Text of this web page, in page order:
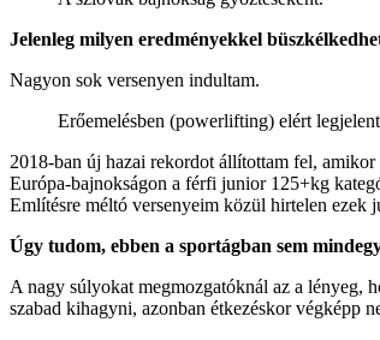
Jelenleg milyen eredményekkel
Nagyon sok versenyen indultam.
Erőemelésben (powerlifting) elért
2018-ban új hazai rekordot állítottam fel,
Európa-bajnokságon a férfi junior 125+kg
Említésre méltó versenyeim közül hirtelen ezek
Úgy tudom, ebben a sportágban sem
A nagy súlyokat megmozgatóknál az a lényeg,
szabad kihagyni, azonban étkezéskor végképp